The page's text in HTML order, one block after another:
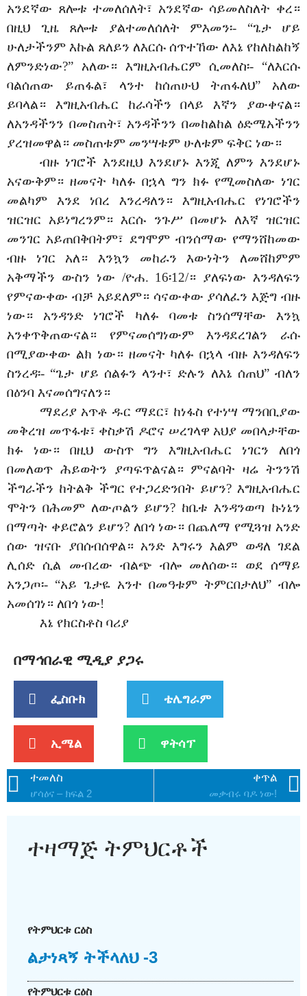
አንደኛው ጸሎቱ ተመለሰለት፣ አንደኛው ሳይመለስለት ቀረ።
በዚህ ጊዜ ጸሎቱ ያልተመለሰለት ምእመን፡- “ጌታ ሆይ
ሁለታችንም እኩል ጸለይን ለእርሱ ሰጥተኸው ለእኔ የከለከልከኝ
ለምንድነው?” አለው። እግዚአብሔርም ሲመለስ፡- “ለእርሱ
ባልሰጠው ይጠፋል፣ ላንተ ከሰጠሁህ ትጠፋለህ” አለው
ይባላል። እግዚአብሔር ከራሳችን በላይ እኛን ያውቀናል።
ለአንዳችንን በመስጠት፣ አንዳችንን በመከልከል ዕድሜአችንን
ያረዝመዋል። መስጠቱም መንሣቱም ሁለቱም ፍቅር ነው።
ብዙ ነገሮች እንደዚህ እንደሆኑ እንጂ ለምን እንደሆኑ
አናውቅም። ዘመናት ካለፉ በኋላ ግን ክፉ የሚመስለው ነገር
መልካም እንደ ነበረ እንረዳለን። እግዚአብሔር የነገሮችን
ዝርዝር አይነግረንም። እርሱ ንጉሥ በመሆኑ ለእኛ ዝርዝር
መንገር አይጠበቅበትም፣ ደግሞም ብንሰማው የማንሸከመው
ብዙ ነገር አለ። እንኳን መከራን እውነትን ለመሸከምም
አቅማችን ውስን ነው /ዮሐ. 16፡12/። ያለፍነው እንዳለፍን
የምናውቀው ብቻ አይደለም። ሳናውቀው ያሳለፈን እጅግ ብዙ
ነው። አንዳንድ ነገሮች ካለፉ ባመቱ ስንሰማቸው እንኳ
አንቀጥቅጠውናል። የምናመሰግነውም እንዳደረገልን ራሱ
በሚያውቀው ልክ ነው። ዘመናት ካለፉ በኋላ ብዙ እንዳለፍን
ስንረዳ፡- “ጌታ ሆይ ሰልፉን ላንተ፣ ድሉን ለእኔ ሰጠህ” ብለን
በዕንባ እናመሰግናለን።
ማደሪያ አጥቶ ዱር ማደር፣ ከነፋስ የተነሣ ማንበቢያው
መቅረዝ መጥፋቱ፣ ቀስቃሽ ዶሮና ሠረገላዋ አህያ መበላታቸው
ክፉ ነው። በዚህ ውስጥ ግን እግዚአብሔር ነገርን ለበጎ
በመለወጥ ሕይወትን ያጣፍጥልናል። ምናልባት ዛሬ ትንንሽ
ችግራችን ከትልቅ ችግር የተጋረድንበት ይሆን? እግዚአብሔር
ሞትን በሕመም ለውጦልን ይሆን? ከቤቱ እንዳንወጣ ኩነኔን
በማጣት ቀይሮልን ይሆን? ለበጎ ነው። በጨለማ የሚጓዝ አንድ
ሰው ዝናቡ ያበሰብሰዋል። አንድ እግሩን እልም ወዳለ ገደል
ሊሰድ ሲል መብረው ብልጭ ብሎ መለሰው። ወደ ሰማይ
አንጋጦ፡- “አይ ጌታዬ አንተ በመዓቱም ትምርበታለህ” ብሎ
አመሰገነ። ለበጎ ነው!
እኔ የክርስቶስ ባሪያ
በማኅበራዊ ሚዲያ ያጋሩ
ፌስቡክ ቴሌግራም
ኢሜል ዋትሳፕ
ተመለስ
ሆሳዕና – ክፍል 2
ቀጥል
መቃብሩ ባዶ ነው!
ተዛማጅ ትምህርቶች
የትምህርቱ ርዕስ
ልታነጻኝ ትችላለህ -3
የትምህርቱ ርዕስ